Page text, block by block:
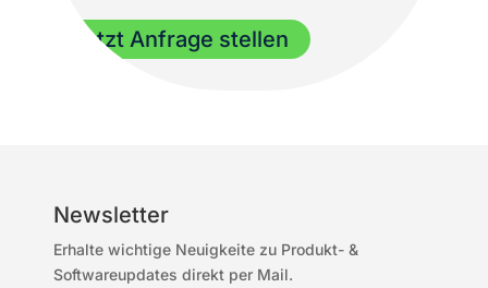
Jetzt Anfrage stellen
Newsletter
Erhalte wichtige Neuigkeite zu Produkt- &
Softwareupdates direkt per Mail.